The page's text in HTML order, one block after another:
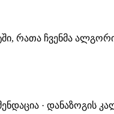
რათა ჩვენმა
· დანაზოგის